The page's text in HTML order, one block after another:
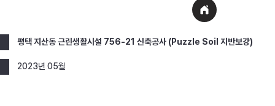
평택 지산동 근린생활시설 756-21 신축공사 (Puzzle Soil 지반보강)
2023년 05월